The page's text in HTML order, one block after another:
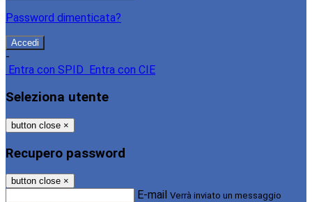
Password dimenticata?
-
Entra con SPID
Entra con CIE
Seleziona utente
button close ×
Recupero password
button close ×
E-mail Verrà inviato un messaggio